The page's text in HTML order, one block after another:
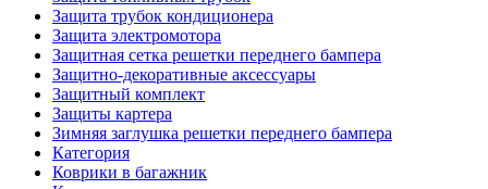
Защита трубок кондиционера
Защита электромотора
Защитная сетка решетки переднего бампера
Защитно-декоративные аксессуары
Защитный комплект
Защиты картера
Зимняя заглушка решетки переднего бампера
Категория
Коврики в багажник